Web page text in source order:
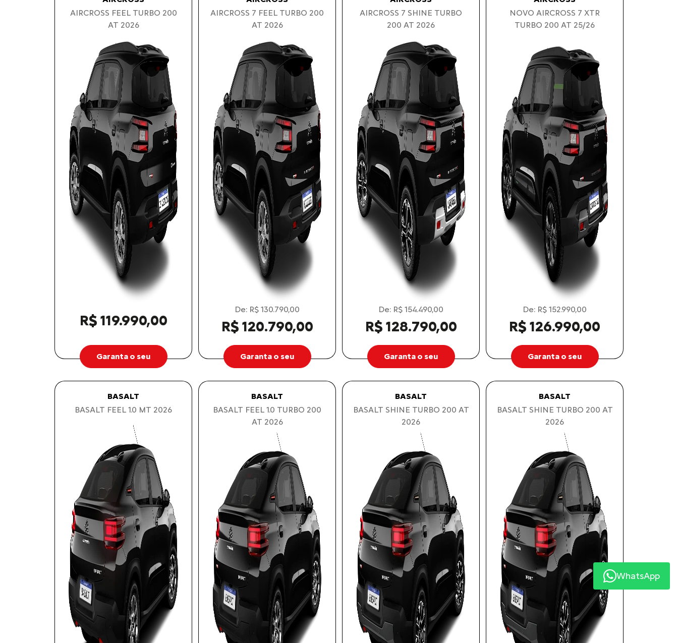
AIRCROSS FEEL TURBO 200
AT 2026
R$ 119.990,00
Garanta o seu
AIRCROSS 7 FEEL TURBO 200
AT 2026
De: R$ 130.790,00
R$ 120.790,00
Garanta o seu
AIRCROSS 7 SHINE TURBO
200 AT 2026
De: R$ 154.490,00
R$ 128.790,00
Garanta o seu
NOVO AIRCROSS 7 XTR
TURBO 200 AT 25/26
De: R$ 152.990,00
R$ 126.990,00
Garanta o seu
BASALT
BASALT FEEL 1.0 MT 2026
BASALT
BASALT FEEL 1.0 TURBO 200
AT 2026
BASALT
BASALT SHINE TURBO 200 AT
2026
BASALT
BASALT SHINE TURBO 200 AT
2026
WhatsApp